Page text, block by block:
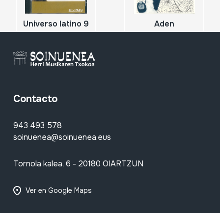
Universo latino 9 Aden
Contacto
943 493 578
soinuenea@soinuenea.eus
Tornola kalea, 6 - 20180 OIARTZUN
Ver en Google Maps